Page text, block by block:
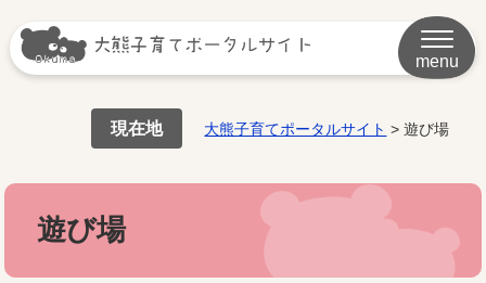
menu
現在地 大熊子育てポータルサイト >遊び場
遊び場